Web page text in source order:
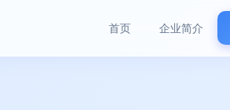
首页 企业简介